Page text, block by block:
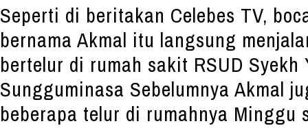
Seperti di beritakan Celebes TV,
bernama Akmal itu langsung
bertelur di rumah sakit RSUD Syekh
Sungguminasa Sebelumnya Akmal
beberapa telur di rumahnya Minggu